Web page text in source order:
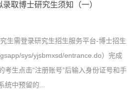
取博士研究生须知（一）
生需登录研究生招生服务平台-博士招生
sys/yjsbmxsd/entrance.do）完成
考生点击“注册账号”后输入身份证号和手
统中预留的...